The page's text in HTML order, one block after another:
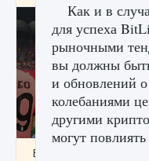
Входят ли «Милан» и
Как и в
для успеха
рыночными
вы должны
и обновлений
колебаниями
другими
могут